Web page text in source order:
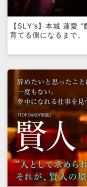
【SLY’s】本城 蓮愛
育てる側になるまで。